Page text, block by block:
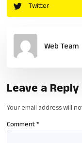
Twitter
Web Team
Leave a Reply
Your email address will
Comment*